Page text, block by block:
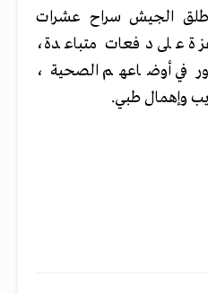
أطلق الجيش سراح عشرات
على دفعات متباعدة،
في أوضاعهم الصحية،
وإهمال طبي.